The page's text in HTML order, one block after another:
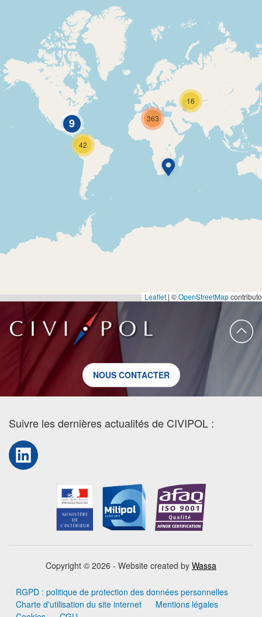
9
42
16
363
Leaflet | ©OpenStreetMap
NOUS CONTACTER
Suivre les dernières actualités de CIVIPOL :
LinkedIn
Copyright © 2026 - Website created by Wassa
RGPD : politique de protection des données personnelles
Charte d'utilisation du site internet
Mentions légales